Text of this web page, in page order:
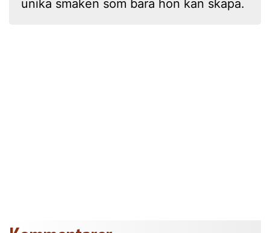
unika smaken som bara hon kan skapa.